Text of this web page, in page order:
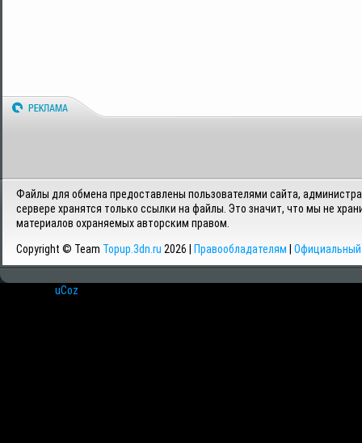
Файлы для обмена предоставлены пользователями сайта,
сервере хранятся только ссылки на файлы. Это значит, что мы не
материалов охраняемых авторским правом.
Copyright © Team Topup.3dn.ru 2026 | Правообладателям Официальный
uCoz